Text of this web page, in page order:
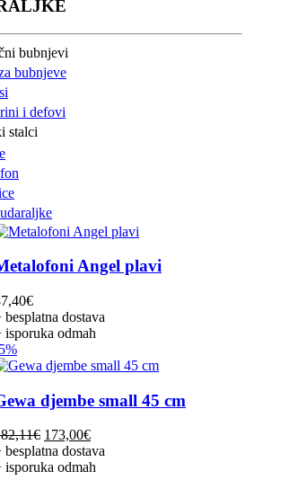
bubnjevi
bubnjeve
i defovi
stalci
Angel plavi
€
besplatna dostava
isporuka odmah
djembe small 45 cm
€ Izvorna
cijena
bila
173,00€Trenutna
cijena
je:
besplatna dostava
isporuka odmah